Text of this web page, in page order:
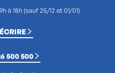
à 18h (sauf 25/12 et 01/01)
500 500